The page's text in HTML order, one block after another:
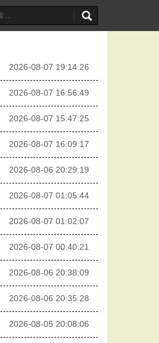
2026-08-07 19:14:26
2026-08-07 16:56:49
2026-08-07 15:47:25
2026-08-07 16:09:17
2026-08-06 20:29:19
2026-08-07 01:05:44
2026-08-07 01:02:07
2026-08-07 00:40:21
2026-08-06 20:38:09
2026-08-06 20:35:28
2026-08-05 20:08:06